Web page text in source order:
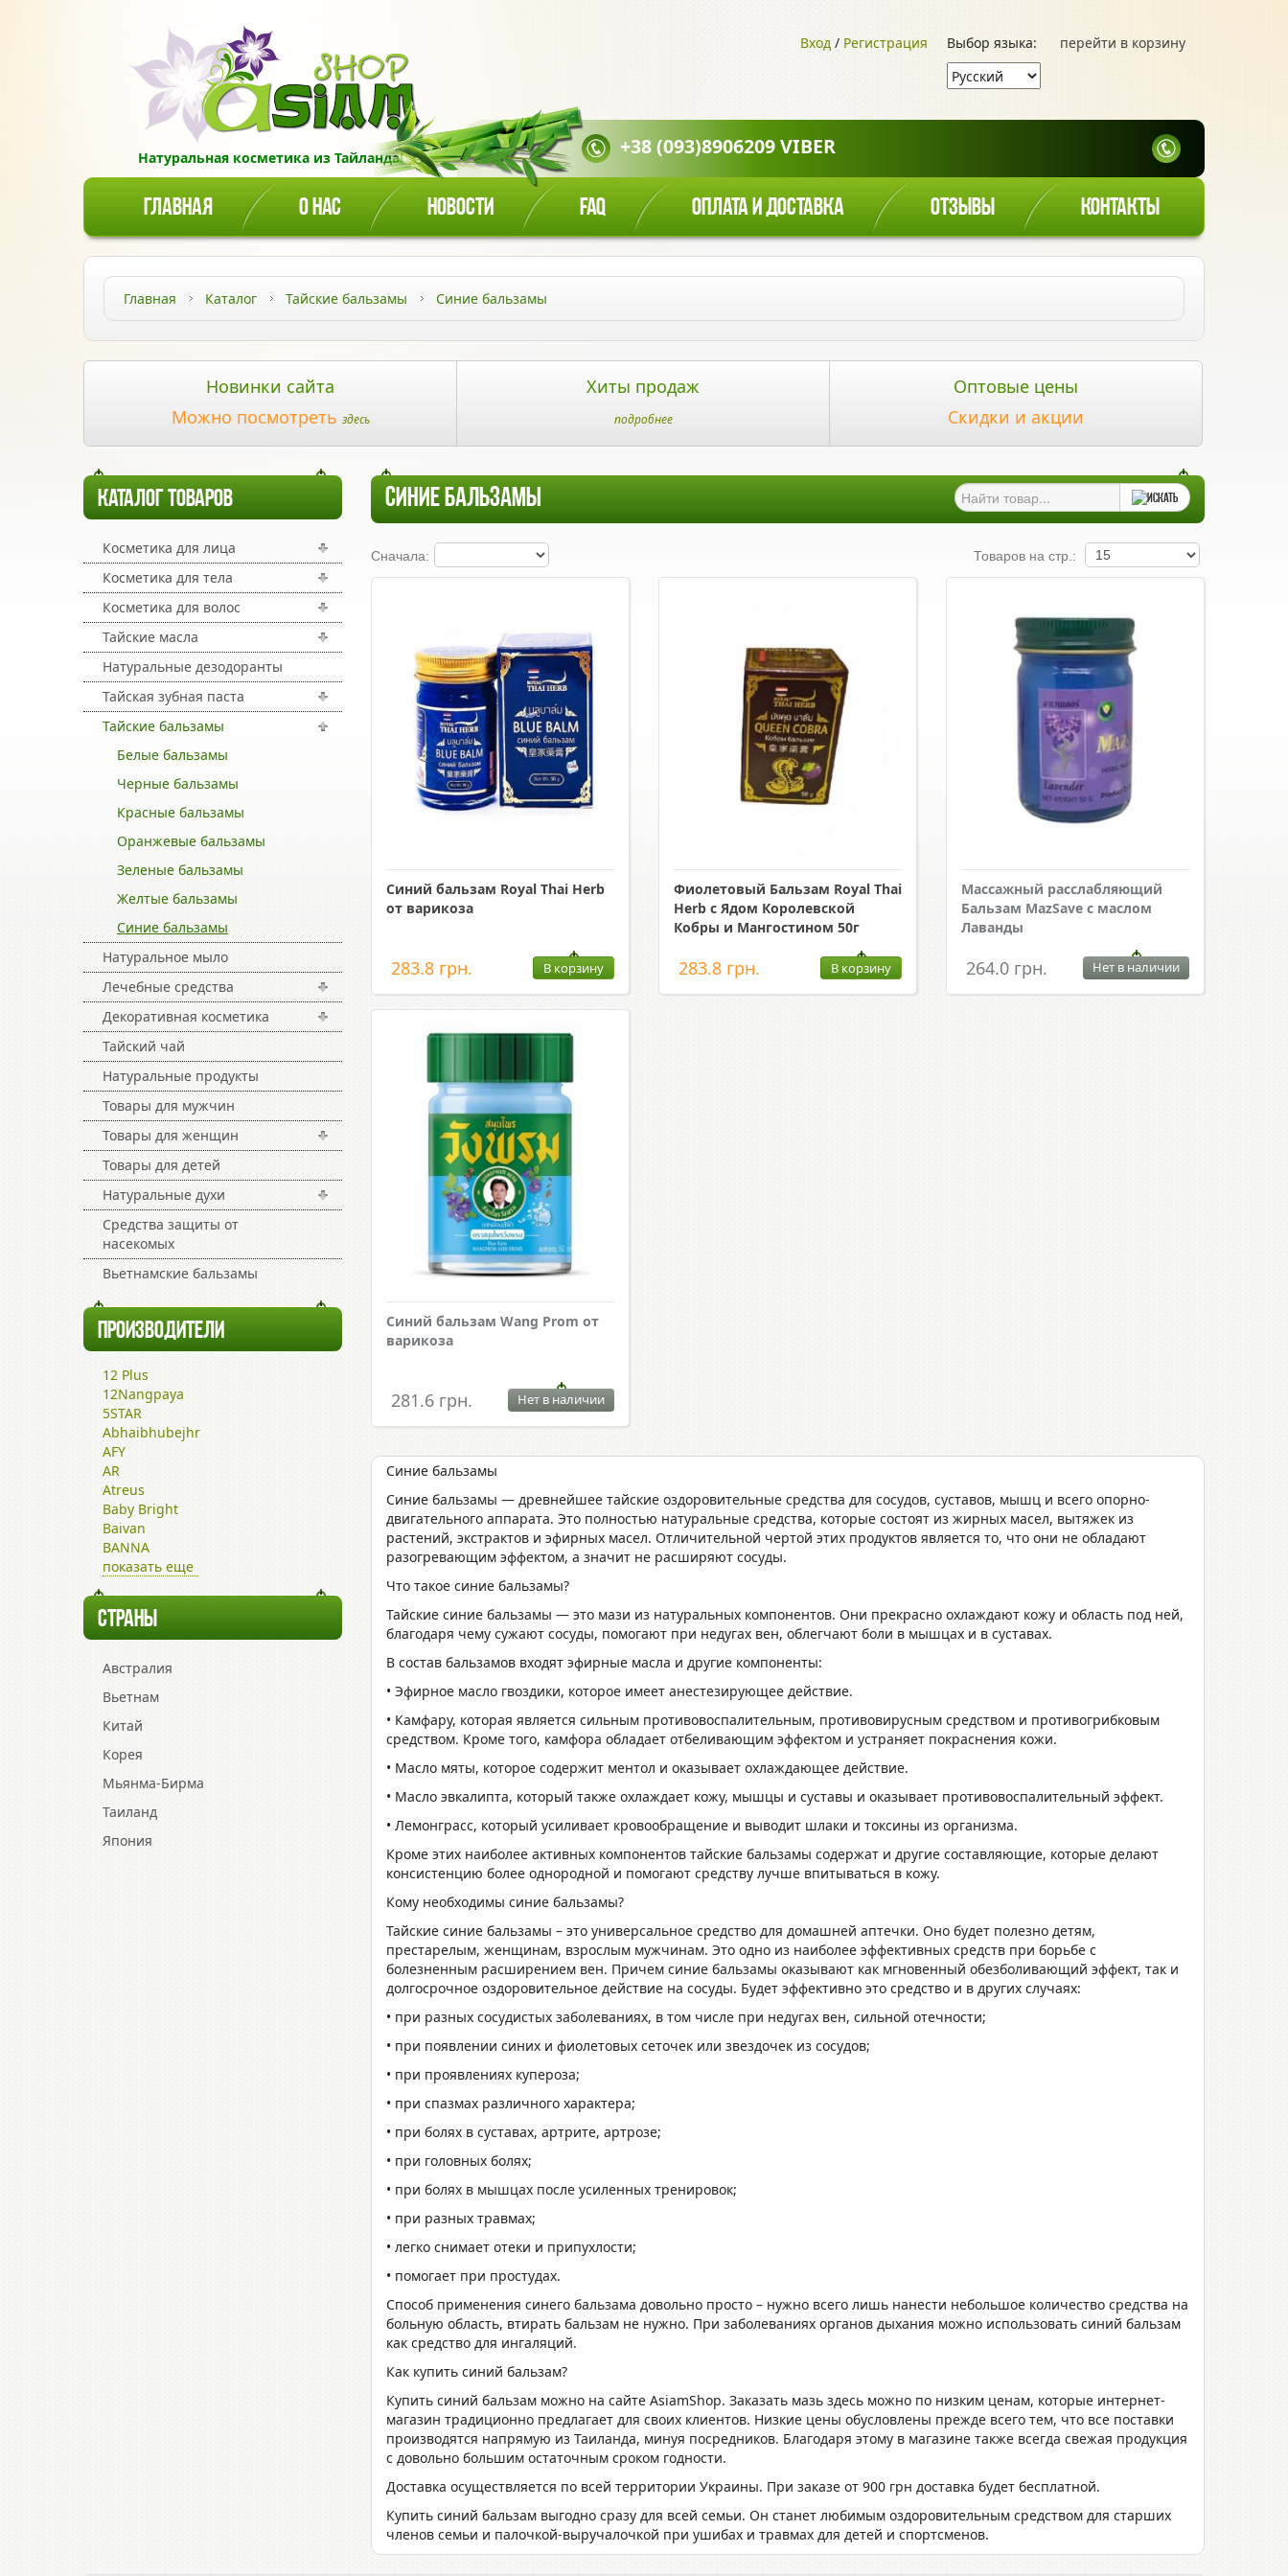
Натуральная косметика из Тайланда!
перейти в корзину
Выбор языка:
Вход / Регистрация
+38 (093)8906209 VIBER
ГЛАВНАЯ О НАС НОВОСТИ FAQ ОПЛАТА И ДОСТАВКА ОТЗЫВЫ КОНТАКТЫ
Главная Каталог Тайские бальзамы Синие бальзамы
Новинки сайта
Можно посмотреть здесь
Хиты продаж
подробнее
Оптовые цены
Скидки и акции
КАТАЛОГ ТОВАРОВ
Косметика для лица
Косметика для тела
Косметика для волос
Тайские масла
Натуральные дезодоранты
Тайская зубная паста
Тайские бальзамы
Белые бальзамы
Черные бальзамы
Красные бальзамы
Оранжевые бальзамы
Зеленые бальзамы
Желтые бальзамы
Синие бальзамы
Натуральное мыло
Лечебные средства
Декоративная косметика
Тайский чай
Натуральные продукты
Товары для мужчин
Товары для женщин
Товары для детей
Натуральные духи
Средства защиты от
насекомых
Вьетнамские бальзамы
ПРОИЗВОДИТЕЛИ
12 Plus
12Nangpaya
5STAR
Abhaibhubejhr
AFY
AR
Atreus
Baby Bright
Baivan
BANNA
показать еще
СТРАНЫ
Австралия
Вьетнам
Китай
Корея
Мьянма-Бирма
Таиланд
Япония
СИНИЕ БАЛЬЗАМЫ
Сначала: Товаров на стр.:
Синий бальзам Royal Thai Herb
от варикоза
283.8 грн. В корзину
Фиолетовый Бальзам Royal Thai
Herb с Ядом Королевской
Кобры и Мангостином 50г
283.8 грн. В корзину
Массажный расслабляющий
Бальзам MazSave с маслом
Лаванды
264.0 грн. Нет в наличии
Синий бальзам Wang Prom от
варикоза
281.6 грн. Нет в наличии
Синие бальзамы
Синие бальзамы — древнейшее тайские оздоровительные средства для сосудов, суставов, мышц и всего опорно-
двигательного аппарата. Это полностью натуральные средства, которые состоят из жирных масел, вытяжек из
растений, экстрактов и эфирных масел. Отличительной чертой этих продуктов является то, что они не обладают
разогревающим эффектом, а значит не расширяют сосуды.
Что такое синие бальзамы?
Тайские синие бальзамы — это мази из натуральных компонентов. Они прекрасно охлаждают кожу и область под ней,
благодаря чему сужают сосуды, помогают при недугах вен, облегчают боли в мышцах и в суставах.
В состав бальзамов входят эфирные масла и другие компоненты:
• Эфирное масло гвоздики, которое имеет анестезирующее действие.
• Камфару, которая является сильным противовоспалительным, противовирусным средством и противогрибковым
средством. Кроме того, камфора обладает отбеливающим эффектом и устраняет покраснения кожи.
• Масло мяты, которое содержит ментол и оказывает охлаждающее действие.
• Масло эвкалипта, который также охлаждает кожу, мышцы и суставы и оказывает противовоспалительный эффект.
• Лемонграсс, который усиливает кровообращение и выводит шлаки и токсины из организма.
Кроме этих наиболее активных компонентов тайские бальзамы содержат и другие составляющие, которые делают
консистенцию более однородной и помогают средству лучше впитываться в кожу.
Кому необходимы синие бальзамы?
Тайские синие бальзамы – это универсальное средство для домашней аптечки. Оно будет полезно детям,
престарелым, женщинам, взрослым мужчинам. Это одно из наиболее эффективных средств при борьбе с
болезненным расширением вен. Причем синие бальзамы оказывают как мгновенный обезболивающий эффект, так и
долгосрочное оздоровительное действие на сосуды. Будет эффективно это средство и в других случаях:
• при разных сосудистых заболеваниях, в том числе при недугах вен, сильной отечности;
• при появлении синих и фиолетовых сеточек или звездочек из сосудов;
• при проявлениях купероза;
• при спазмах различного характера;
• при болях в суставах, артрите, артрозе;
• при головных болях;
• при болях в мышцах после усиленных тренировок;
• при разных травмах;
• легко снимает отеки и припухлости;
• помогает при простудах.
Способ применения синего бальзама довольно просто – нужно всего лишь нанести небольшое количество средства на
больную область, втирать бальзам не нужно. При заболеваниях органов дыхания можно использовать синий бальзам
как средство для ингаляций.
Как купить синий бальзам?
Купить синий бальзам можно на сайте AsiamShop. Заказать мазь здесь можно по низким ценам, которые интернет-
магазин традиционно предлагает для своих клиентов. Низкие цены обусловлены прежде всего тем, что все поставки
производятся напрямую из Таиланда, минуя посредников. Благодаря этому в магазине также всегда свежая продукция
с довольно большим остаточным сроком годности.
Доставка осуществляется по всей территории Украины. При заказе от 900 грн доставка будет бесплатной.
Купить синий бальзам выгодно сразу для всей семьи. Он станет любимым оздоровительным средством для старших
членов семьи и палочкой-выручалочкой при ушибах и травмах для детей и спортсменов.